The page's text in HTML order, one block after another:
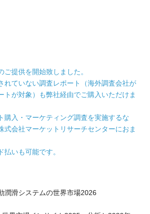
提供を開始致しました。
れていない調査レポート（海外調査会社が
トが対象）も弊社経由でご購入いただけま
購入・マーケティング調査を実施するな
式会社マーケットリサーチセンターにおま
いも可能です。
潤滑システムの世界市場2026